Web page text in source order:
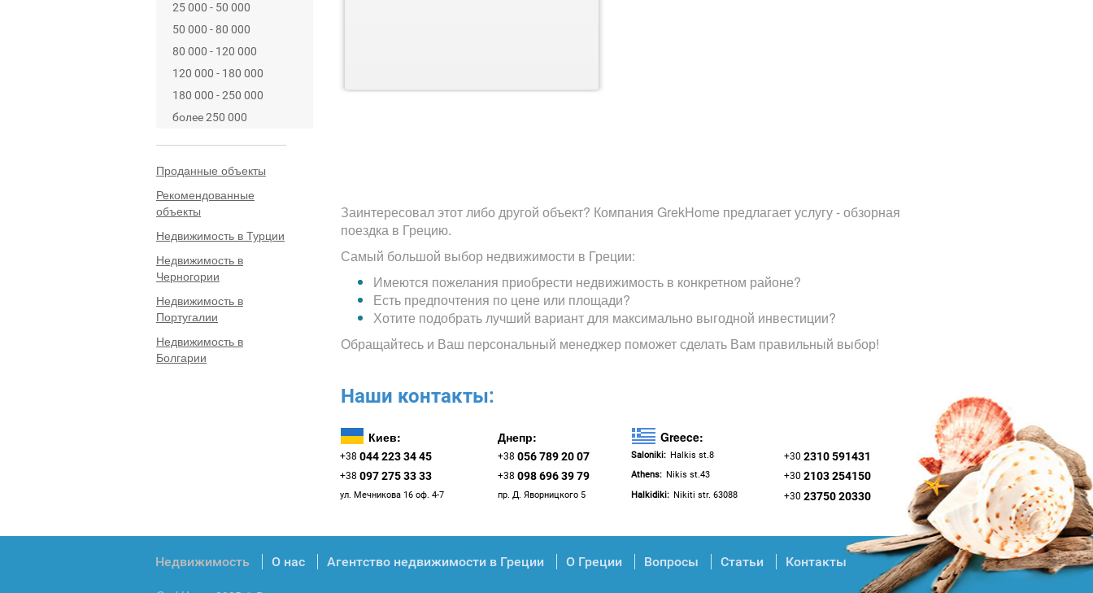
25 000 - 50 000
50 000 - 80 000
80 000 - 120 000
120 000 - 180 000
180 000 - 250 000
более 250 000
Проданные объекты
Рекомендованные
объекты
Недвижимость в Турции
Недвижимость в
Черногории
Недвижимость в
Португалии
Недвижимость в
Болгарии
Заинтересовал этот либо другой объект? Компания GrekHome предлагает услугу - обзорная
поездка в Грецию.
Самый большой выбор недвижимости в Греции:
Имеются пожелания приобрести недвижимость в конкретном районе?
Есть предпочтения по цене или площади?
Хотите подобрать лучший вариант для максимально выгодной инвестиции?
Обращайтесь и Ваш персональный менеджер поможет сделать Вам правильный выбор!
Наши контакты:
Киев: Днепр: Greece:
+38 044 223 34 45 +38 056 789 20 07 Saloniki: Halkis st.8 +30 2310 591431
+38 097 275 33 33 +38 098 696 39 79 Athens: Nikis st.43 +30 2103 254150
ул. Мечникова 16 оф. 4-7 пр. Д. Яворницкого 5 Halkidiki: Nikiti str. 63088 +30 23750 20330
Недвижимость О нас Агентство недвижимости в Греции О Греции Вопросы Статьи Контакты